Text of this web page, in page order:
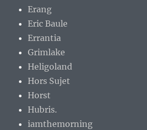
Erang
Eric Baule
Errantia
Grimlake
Heligoland
Hors Sujet
Horst
Hubris.
iamthemorning